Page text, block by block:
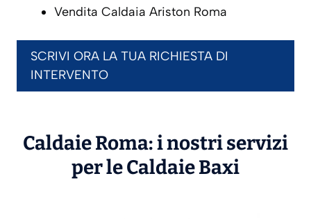
Vendita Caldaia Ariston Roma
SCRIVI ORA LA TUA RICHIESTA DI
INTERVENTO
Caldaie Roma: i nostri servizi
per le CaldaieBaxi